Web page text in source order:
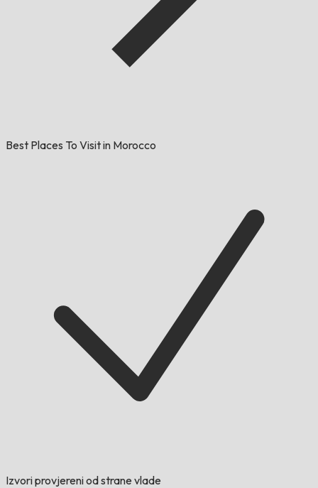
Best Places To Visit in Morocco
Izvori provjereni od strane vlade